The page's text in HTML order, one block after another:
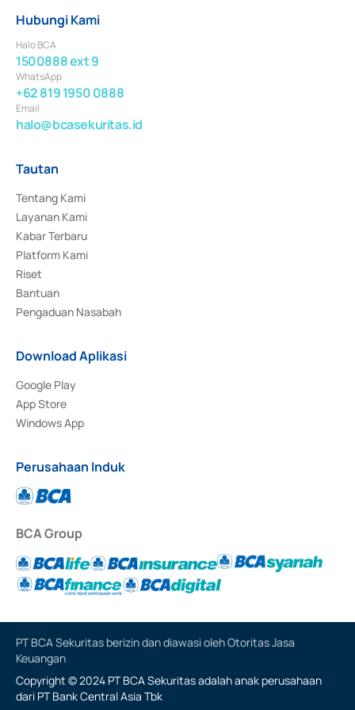
Hubungi Kami
Halo BCA
1500888 ext 9
WhatsApp
+62 819 1950 0888
Email
halo@bcasekuritas.id
Tautan
Tentang Kami
Layanan Kami
Kabar Terbaru
Platform Kami
Riset
Bantuan
Pengaduan Nasabah
Download Aplikasi
Google Play
App Store
Windows App
Perusahaan Induk
BCA Group
PT BCA Sekuritas berizin dan diawasi oleh Otoritas Jasa
Keuangan
Copyright © 2024 PT BCA Sekuritas adalah anak perusahaan
dari PT Bank Central Asia Tbk